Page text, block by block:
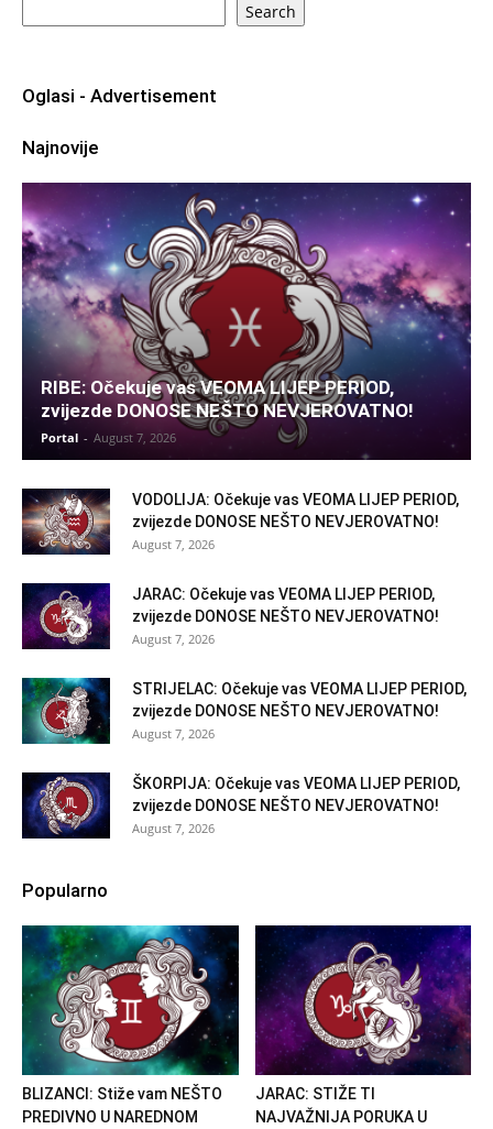
Search
Oglasi - Advertisement
Najnovije
RIBE: Očekuje vas VEOMA LIJEP PERIOD,
zvijezde DONOSE NEŠTO NEVJEROVATNO!
Portal - August 7, 2026
VODOLIJA: Očekuje vas VEOMA LIJEP PERIOD,
zvijezde DONOSE NEŠTO NEVJEROVATNO!
August 7, 2026
JARAC: Očekuje vas VEOMA LIJEP PERIOD,
zvijezde DONOSE NEŠTO NEVJEROVATNO!
August 7, 2026
STRIJELAC: Očekuje vas VEOMA LIJEP PERIOD,
zvijezde DONOSE NEŠTO NEVJEROVATNO!
August 7, 2026
ŠKORPIJA: Očekuje vas VEOMA LIJEP PERIOD,
zvijezde DONOSE NEŠTO NEVJEROVATNO!
August 7, 2026
Popularno
BLIZANCI: Stiže vam NEŠTO
PREDIVNO U NAREDNOM
JARAC: STIŽE TI
NAJVAŽNIJA PORUKA U